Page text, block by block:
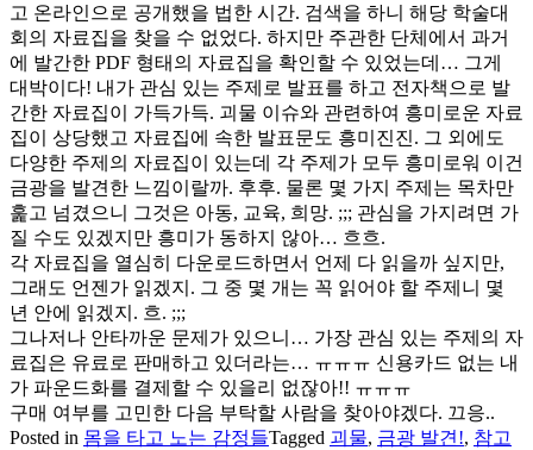
고 온라인으로 공개했을 법한 시간. 검색을 하니 해당 학술대
회의 자료집을 찾을 수 없었다. 하지만 주관한 단체에서 과거
에 발간한 PDF 형태의 자료집을 확인할 수 있었는데… 그게
대박이다! 내가 관심 있는 주제로 발표를 하고 전자책으로 발
간한 자료집이 가득가득. 괴물 이슈와 관련하여 흥미로운 자료
집이 상당했고 자료집에 속한 발표문도 흥미진진. 그 외에도
다양한 주제의 자료집이 있는데 각 주제가 모두 흥미로워 이건
금광을 발견한 느낌이랄까. 후후. 물론 몇 가지 주제는 목차만
훑고 넘겼으니 그것은 아동, 교육, 희망. ;;; 관심을 가지려면 가
질 수도 있겠지만 흥미가 동하지 않아… 흐흐.
각 자료집을 열심히 다운로드하면서 언제 다 읽을까 싶지만,
그래도 언젠가 읽겠지. 그 중 몇 개는 꼭 읽어야 할 주제니 몇
년 안에 읽겠지. 흐. ;;;
그나저나 안타까운 문제가 있으니… 가장 관심 있는 주제의 자
료집은 유료로 판매하고 있더라는… ㅠㅠㅠ 신용카드 없는 내
가 파운드화를 결제할 수 있을리 없잖아!! ㅠㅠㅠ
구매 여부를 고민한 다음 부탁할 사람을 찾아야겠다. 끄응..
Posted in 몸을 타고 노는 감정들Tagged 괴물, 금광 발견!, 참고